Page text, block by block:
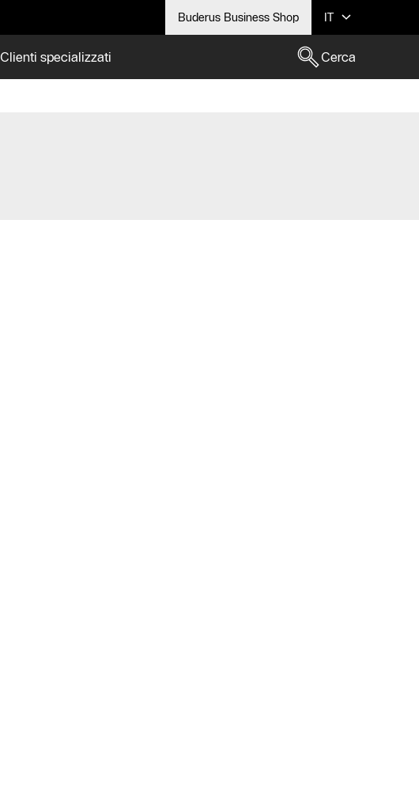
Buderus Business Shop IT
Clienti specializzati
Cerca